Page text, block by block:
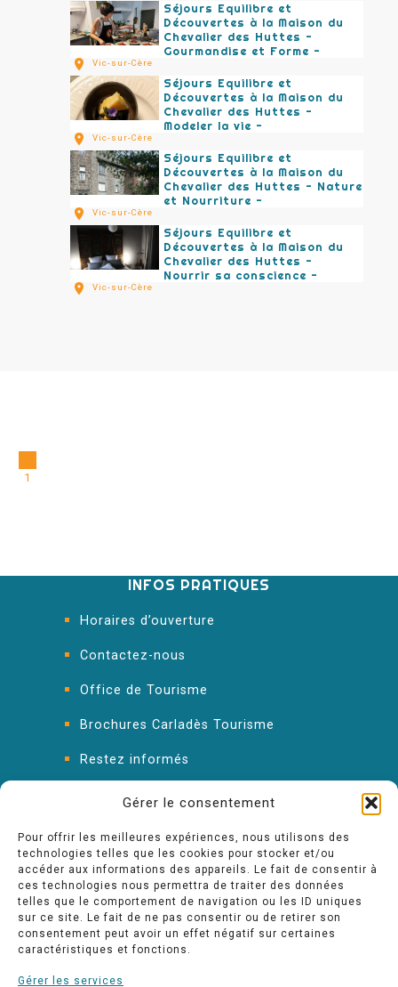
Gérer le consentement
Pour offrir les meilleures expériences, nous utilisons des
technologies telles que les cookies pour stocker et/ou
accéder aux informations des appareils. Le fait de consentir à
ces technologies nous permettra de traiter des données
telles que le comportement de navigation ou les ID uniques
sur ce site. Le fait de ne pas consentir ou de retirer son
consentement peut avoir un effet négatif sur certaines
caractéristiques et fonctions.
Gérer les services
Séjours Equilibre et
Découvertes à la Maison du
Chevalier des Huttes -
Gourmandise et Forme -
Vic-sur-Cère
Séjours Equilibre et
Découvertes à la Maison du
Chevalier des Huttes -
Modeler la vie -
Vic-sur-Cère
Séjours Equilibre et
Découvertes à la Maison du
Chevalier des Huttes - Nature
et Nourriture -
Vic-sur-Cère
Séjours Equilibre et
Découvertes à la Maison du
Chevalier des Huttes -
Nourrir sa conscience -
Vic-sur-Cère
1
INFOS PRATIQUES
Horaires d’ouverture
Contactez-nous
Office de Tourisme
Brochures Carladès Tourisme
Restez informés
FAQ : les réponses à vos questions